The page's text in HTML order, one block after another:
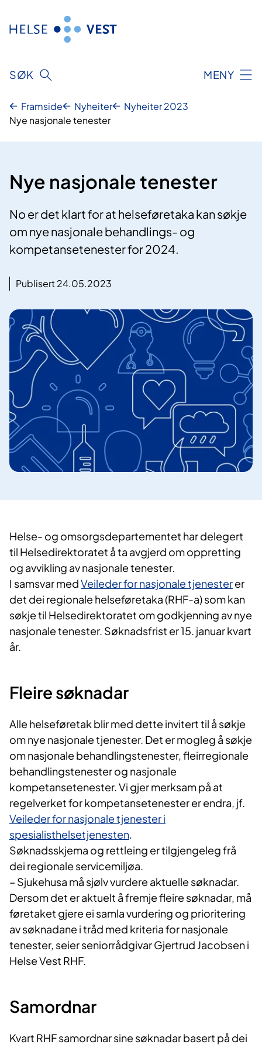
innhald
SØK MENY
Framside Nyheiter
Nyheiter 2023
Nye nasjonale tenester
Nye nasjonale tenester
No er det klart for at helseføretaka kan søkje
om nye nasjonale behandlings- og
kompetansetenester for 2024.
Publisert 24.05.2023
​Helse- og omsorgsdepartementet har delegert
til Helsedirektoratet å ta avgjerd om oppretting
og avvikling av nasjonale tenester.
I samsvar medVeileder for nasjonale tjenesterer
det dei regionale helseføretaka (RHF-a) som kan
søkje til Helsedirektoratet om godkjenning av nye
nasjonale tenester. Søknadsfrist er 15. januar kvart
år.
​​Fleire søknadar
Alle helseføretak blir med dette invitert til å søkje
om nye nasjonale tjenester. Det er mogleg å søkje
om nasjonale behandlingstenester, fleirregionale
behandlingstenester og nasjonale
kompetansetenester. Vi gjer merksam på at
regelverket for kompetansetenester er endra, jf.
Veileder for nasjonale tjenester i
spesialisthelsetjenesten.
Søknadsskjema og rettleing er tilgjengeleg frå
dei regionale servicemiljøa.
– Sjukehusa må sjølv vurdere aktuelle søknadar.
Dersom det er aktuelt å fremje fleire søknadar, må
føretaket gjere ei samla vurdering og prioritering
av søknadane i tråd med kriteria for nasjonale
tenester, seier seniorrådgivar Gjertrud Jacobsen i
Helse Vest RHF.
Samordnar
Kvart RHF samordnar sine søknadar basert på dei